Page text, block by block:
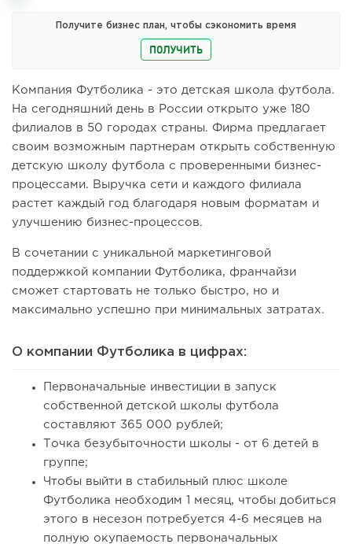
Получите бизнес план, чтобы сэкономить время
ПОЛУЧИТЬ
Компания Футболика - это детская школа футбола.
На сегодняшний день в России открыто уже 180
филиалов в 50 городах страны. Фирма предлагает
своим возможным партнерам открыть собственную
детскую школу футбола с проверенными бизнес-
процессами. Выручка сети и каждого филиала
растет каждый год благодаря новым форматам и
улучшению бизнес-процессов.
В сочетании с уникальной маркетинговой
поддержкой компании Футболика, франчайзи
сможет стартовать не только быстро, но и
максимально успешно при минимальных затратах.
О компании Футболика в цифрах:
Первоначальные инвестиции в запуск
собственной детской школы футбола
составляют 365 000 рублей;
Точка безубыточности школы - от 6 детей в
группе;
Чтобы выйти в стабильный плюс школе
Футболика необходим 1 месяц, чтобы добиться
этого в несезон потребуется 4-6 месяцев на
полную окупаемость первоначальных